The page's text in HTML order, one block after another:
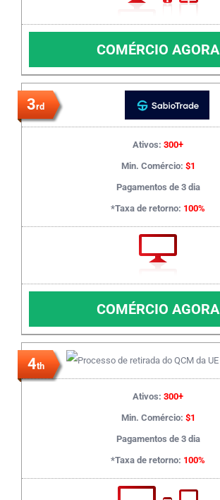
COMÉRCIO AGORA
3rd
Ativos: 300+
Min. Comércio: $1
Pagamentos de 3 dia
*Taxa de retorno: 100%
COMÉRCIO AGORA
4th
Ativos: 300+
Min. Comércio: $1
Pagamentos de 3 dia
*Taxa de retorno: 100%